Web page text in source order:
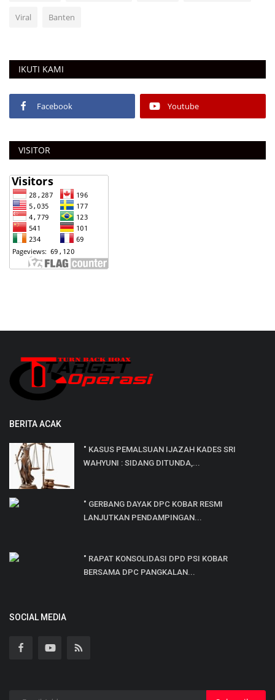
Viral Banten
IKUTI KAMI
Facebook Youtube
VISITOR
BERITA ACAK
" KASUS PEMALSUAN IJAZAH KADES SRI
WAHYUNI : SIDANG DITUNDA,...
" GERBANG DAYAK DPC KOBAR RESMI
LANJUTKAN PENDAMPINGAN...
" RAPAT KONSOLIDASI DPD PSI KOBAR
BERSAMA DPC PANGKALAN...
SOCIAL MEDIA